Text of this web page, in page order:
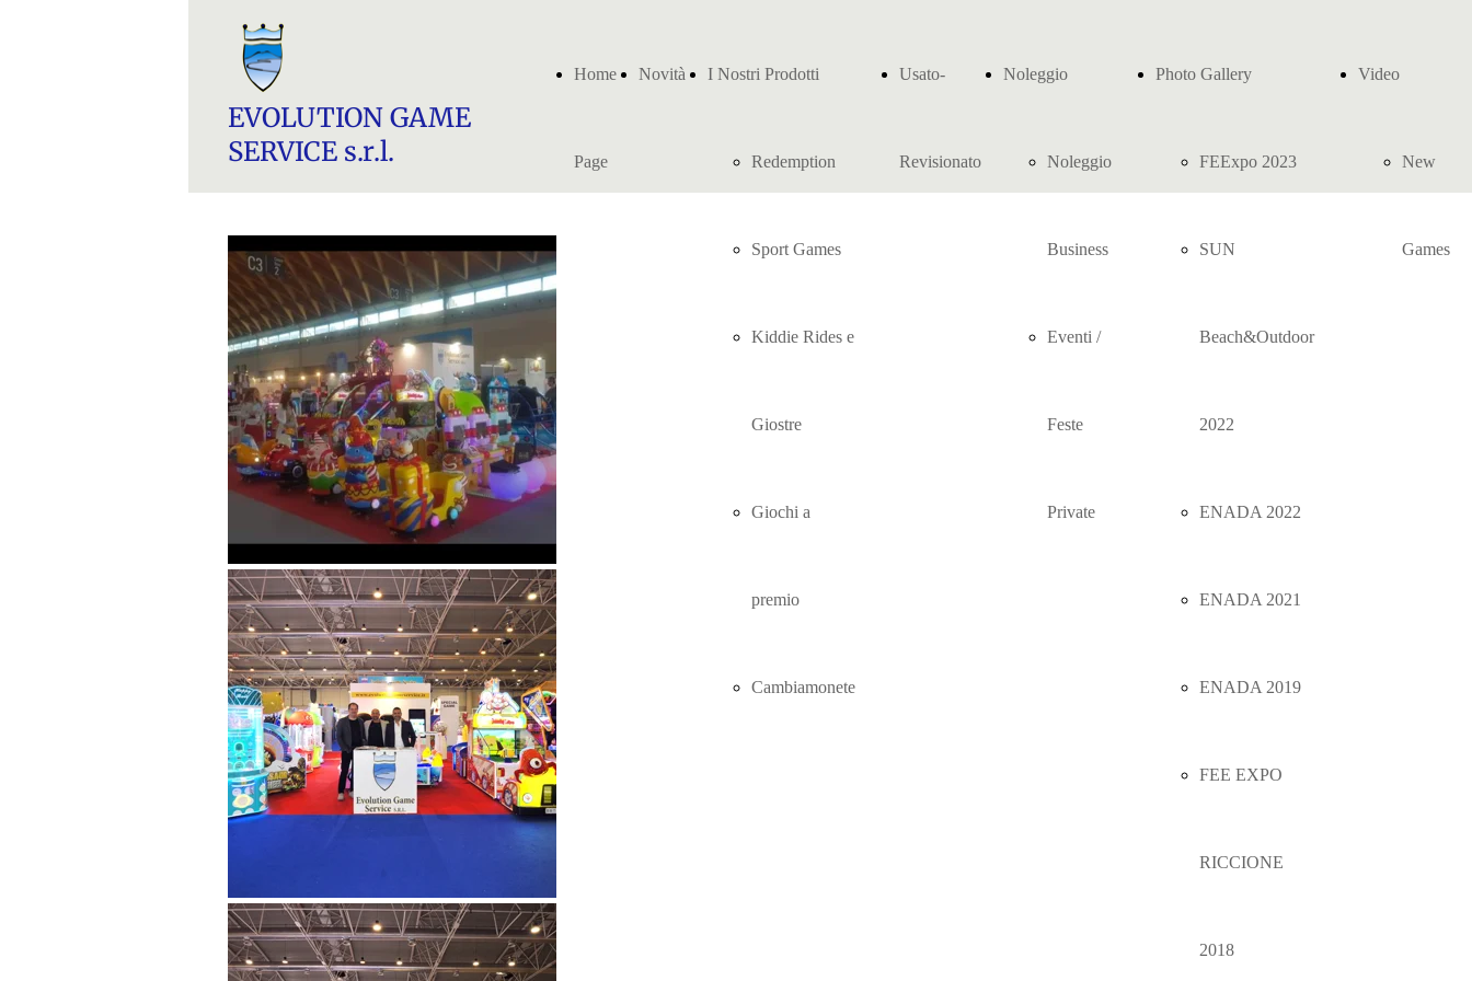
Home
Page
Novità I Nostri Prodotti
Redemption
Sport Games
Kiddie Rides e
Giostre
Giochi a
premio
Cambiamonete
Usato-
Revisionato
Noleggio
Noleggio
Business
Eventi /
Feste
Private
Photo Gallery
FEExpo 2023
SUN
Beach&Outdoor
2022
ENADA 2022
ENADA 2021
ENADA 2019
FEE EXPO
RICCIONE
2018
Video
New
Games
EVOLUTION GAME
SERVICE s.r.l.